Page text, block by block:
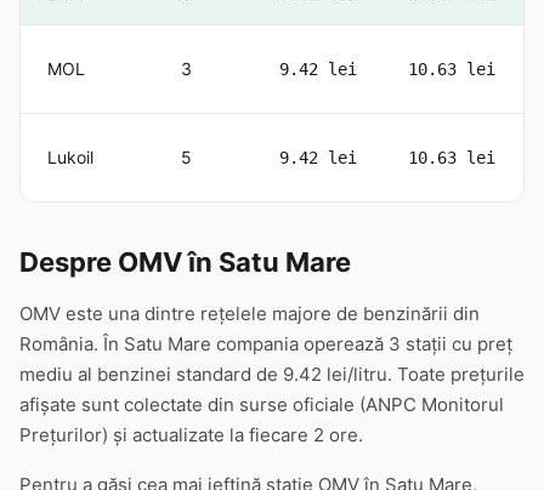
MOL 3 9.42 lei 10.63 lei
Lukoil 5 9.42 lei 10.63 lei
Despre OMV în Satu Mare
OMV este una dintre rețelele majore de benzinării din
România. În Satu Mare compania operează 3 stații cu preț
mediu al benzinei standard de 9.42 lei/litru. Toate prețurile
afișate sunt colectate din surse oficiale (ANPC Monitorul
Prețurilor) și actualizate la fiecare 2 ore.
Pentru a găsi cea mai ieftină stație OMV în Satu Mare,